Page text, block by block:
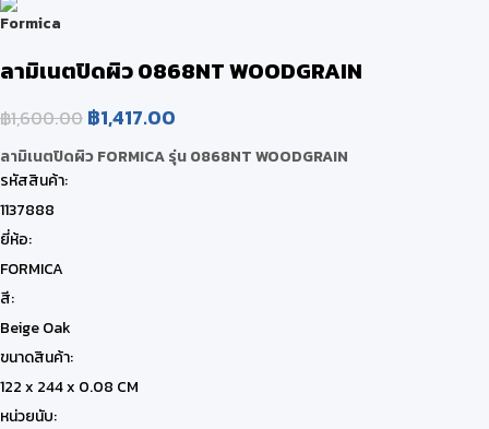
ลามิเนตปิดผิว 0868NT WOODGRAIN
฿1,600.00 ฿1,417.00
ลามิเนตปิดผิว FORMICA รุ่น 0868NT WOODGRAIN
รหัสสินค้า:
1137888
ยี่ห้อ:
FORMICA
สี:
Beige Oak
ขนาดสินค้า:
122 x 244 x 0.08 CM
หน่วยนับ: